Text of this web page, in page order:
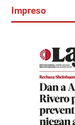
Impreso